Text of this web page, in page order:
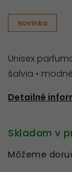
Unisex
šalvia •
Detailné
Novinka
Skladom v
Môžeme